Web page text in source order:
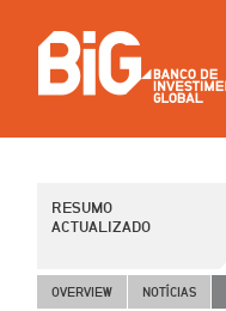
RESUMO
ACTUALIZADO
OVERVIEW NOTÍCIAS